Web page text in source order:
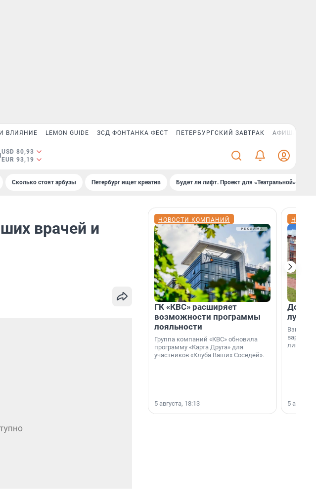
ВЛИЯНИЕ LEMON GUIDE ЗСД ФОНТАНКА ФЕСТ ПЕТЕРБУРГСКИЙ ЗАВТРАК АФИША PLUS
USD 80,93
EUR 93,19
Сколько стоят арбузы Петербург ищет креатив Будет ли лифт. Проект для «Театральной»
врачей и
НОВОСТИ КОМПАНИЙ
ГК «КВС» расширяет
возможности программы
лояльности
Группа компаний «КВС» обновила
программу «Карта Друга» для
участников «Клуба Ваших Соседей».
5 августа, 18:13
Дом
лучше
лишнего
5